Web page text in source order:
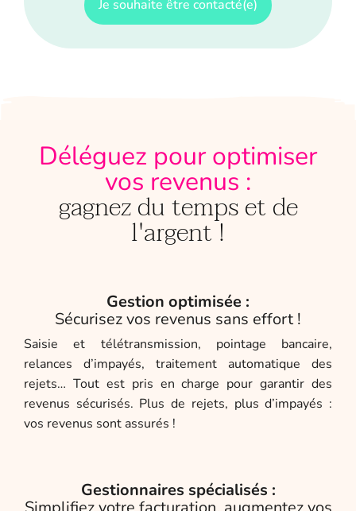
Je souhaite être contacté(e)
Déléguez pour optimiser
vos revenus :
gagnez du temps et de
l'argent !
Gestion optimisée :
Sécurisez vos revenus sans effort !
Saisie et télétransmission, pointage bancaire,
relances d’impayés, traitement automatique des
rejets… Tout est pris en charge pour garantir des
revenus sécurisés. Plus de rejets, plus d’impayés :
vos revenus sont assurés !
Gestionnaires spécialisés :